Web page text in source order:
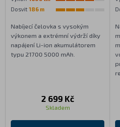
Dosvit 186 m
Nabíjecí čelovka s vysokým
výkonem a extrémní výdrží díky
napájení Li-ion akumulátorem
typu 21700 5000 mAh.
2 699 Kč
Skladem